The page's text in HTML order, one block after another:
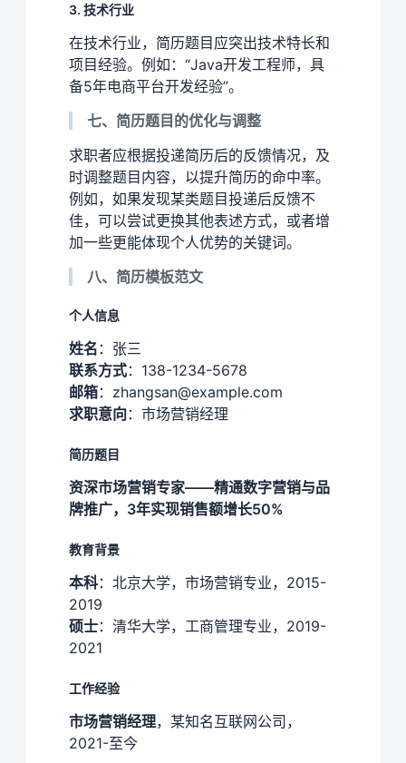
3. 技术行业
在技术行业，简历题目应突出技术特长和
项目经验。例如：“Java开发工程师，具
备5年电商平台开发经验”。
七、简历题目的优化与调整
求职者应根据投递简历后的反馈情况，及
时调整题目内容，以提升简历的命中率。
例如，如果发现某类题目投递后反馈不
佳，可以尝试更换其他表述方式，或者增
加一些更能体现个人优势的关键词。
八、简历模板范文
个人信息
姓名 ：张三
联系方式：138-1234-5678
邮箱：zhangsan@example.com
求职意向：市场营销经理
简历题目
资深市场营销专家——精通数字营销与品
牌推广，3年实现销售额增长50%
教育背景
本科：北京大学，市场营销专业，2015-
2019
硕士：清华大学，工商管理专业，2019-
2021
工作经验
市场营销经理，某知名互联网公司，
2021-至今